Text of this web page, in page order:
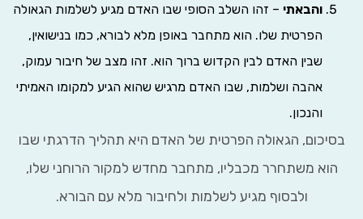
והבאתי– זהו השלב הסופי שבו האדם מגיע לשלמות הגאולה
הפרטית שלו. הוא מתחבר באופן מלא לבורא, כמו בנישואין,
שבין האדם לבין הקדוש ברוך הוא. זהו מצב של חיבור עמוק,
אהבה ושלמות, שבו האדם מרגיש שהוא הגיע למקומו האמיתי
והנכון.
הגאולה הפרטית של האדם היא תהליך הדרגתי שבו
משתחרר מכבליו, מתחבר מחדש למקור הרוחני שלו,
ולבסוף מגיע לשלמות ולחיבור מלא עם הבורא.